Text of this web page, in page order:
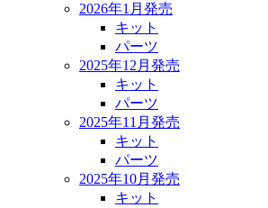
2026年1月発売
キット
パーツ
2025年12月発売
キット
パーツ
2025年11月発売
キット
パーツ
2025年10月発売
キット